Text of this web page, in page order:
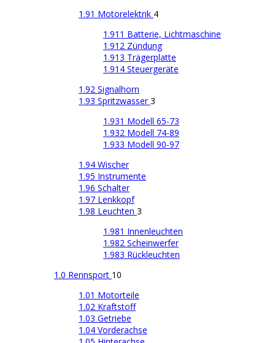
1.91 Motorelektrik 4
1.911 Batterie, Lichtmaschine
1.912 Zündung
1.913 Trägerplatte
1.914 Steuergeräte
1.92 Signalhorn
1.93 Spritzwasser3
1.931 Modell 65-73
1.932 Modell 74-89
1.933 Modell 90-97
1.94 Wischer
1.95 Instrumente
1.96 Schalter
1.97 Lenkkopf
1.98 Leuchten 3
1.981 Innenleuchten
1.982 Scheinwerfer
1.983 Rückleuchten
1.0 Rennsport 10
1.01 Motorteile
1.02 Kraftstoff
1.03 Getriebe
1.04 Vorderachse